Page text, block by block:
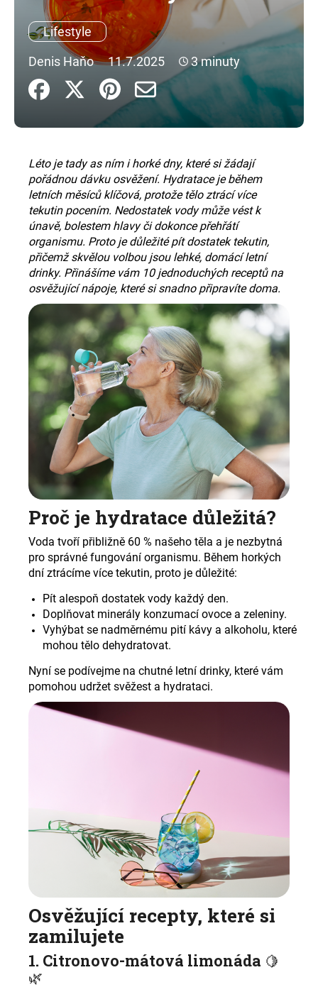
Lifestyle
Denis Haňo
11.7.2025 3 minuty
Léto je tady as ním i horké dny, které si žádají
pořádnou dávku osvěžení. Hydratace je během
letních měsíců klíčová, protože tělo ztrácí více
tekutin pocením. Nedostatek vody může vést k
únavě, bolestem hlavy či dokonce přehřátí
organismu. Proto je důležité pít dostatek tekutin,
přičemž skvělou volbou jsou lehké, domácí letní
drinky. Přinášíme vám 10 jednoduchých receptů na
osvěžující nápoje, které si snadno připravíte doma.
Proč je hydratace důležitá?
Voda tvoří přibližně 60 % našeho těla a je nezbytná
pro správné fungování organismu. Během horkých
dní ztrácíme více tekutin, proto je důležité:
Pít alespoň dostatek vody každý den.
Doplňovat minerály konzumací ovoce a zeleniny.
Vyhýbat se nadměrnému pití kávy a alkoholu, které
mohou tělo dehydratovat.
Nyní se podívejme na chutné letní drinky, které vám
pomohou udržet svěžest a hydrataci.
Osvěžující recepty, které si
zamilujete
1. Citronovo-mátová limonáda 🍋
🌿
HLEDAT